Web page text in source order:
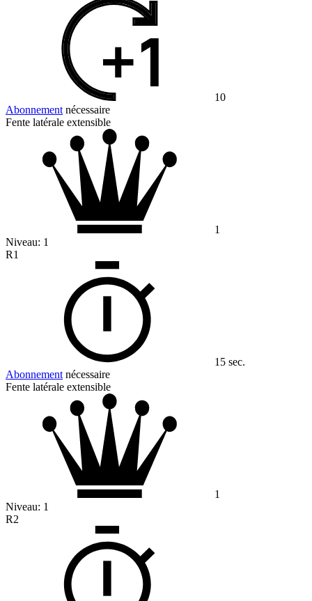
10
Abonnement nécessaire
Fente latérale extensible
1
Niveau: 1
R1
15 sec.
Abonnement nécessaire
Fente latérale extensible
1
Niveau: 1
R2